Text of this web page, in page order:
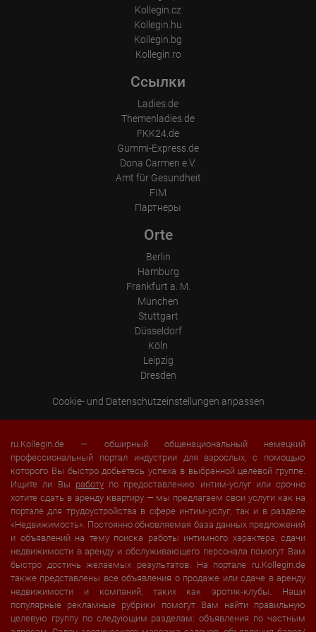
Kollegin.cz
Kollegin.hu
Kollegin.bg
Kollegin.ro
Ссылки
Ladies.de
Themenladies.de
FKK24.de
Gummi-Express.de
Dona Carmen e.V.
Amt für Gesundheit
FIM
Партнеры
Orte
Berlin
Hamburg
Frankfurt a. M.
München
Stuttgart
Düsseldorf
Köln
Leipzig
Dresden
Cookie- und Datenschutzeinstellungen anpassen
ru.Kollegin.de — обширный общенациональный немецкий
профессиональный портал индустрии для взрослых, с помощью
которого Вы быстро добьетесь успеха в выбранной целевой группе.
Ищите ли Вы работупо предоставлению интим-услуг или срочно
хотите сдать в аренду квартиру — мы предлагаем свои услуги как на
портале для трудоустройства в сфере интим-услуг, так и в разделе
«Недвижимость». Постоянно обновляемая база данных предложений
и объявлений на тему поиска работы интимного характера, сдачи
недвижимости в аренду и обслуживающего персонала помогут Вам
быстро достичь желаемых результатов. На портале ru.Kollegin.de
также представлены все объявления о продаже или сдаче в аренду
недвижимости и компаний, таких как эротик-клубы. Наши
популярные рекламные рубрики помогут Вам найти правильную
целевую группу по следующим разделам: объявления по частным